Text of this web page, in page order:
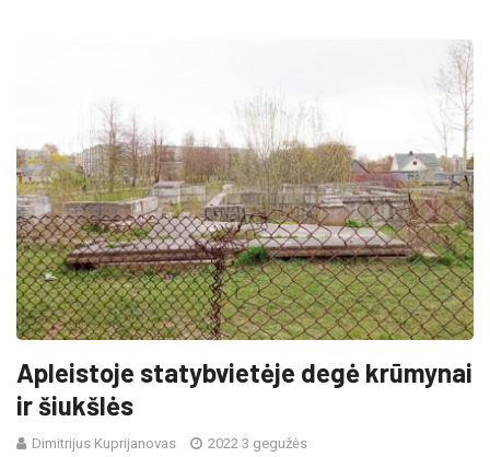
Apleistoje statybvietėje degė krūmynai
ir šiukšlės
Dimitrijus Kuprijanovas 2022 3 gegužės